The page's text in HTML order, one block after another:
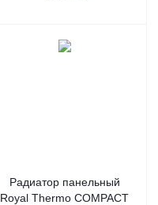
Радиатор панельный
Royal Thermo COMPACT